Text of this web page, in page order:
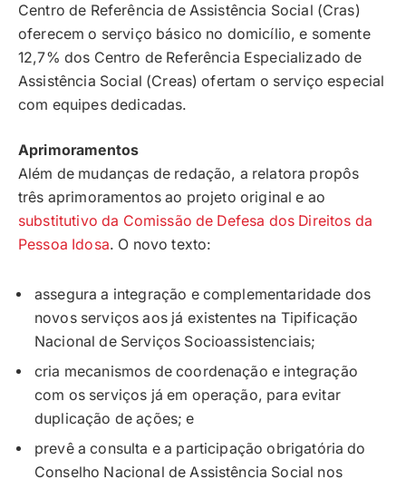
Centro de Referência de Assistência Social (Cras)
oferecem o serviço básico no domicílio, e somente
12,7% dos Centro de Referência Especializado de
Assistência Social (Creas) ofertam o serviço especial
com equipes dedicadas.
Aprimoramentos
Além de mudanças de redação, a relatora propôs
três aprimoramentos ao projeto original e ao
substitutivo da Comissão de Defesa dos Direitos da
Pessoa Idosa. O novo texto:
assegura a integração e complementaridade dos
novos serviços aos já existentes na Tipificação
Nacional de Serviços Socioassistenciais;
cria mecanismos de coordenação e integração
com os serviços já em operação, para evitar
duplicação de ações; e
prevê a consulta e a participação obrigatória do
Conselho Nacional de Assistência Social nos